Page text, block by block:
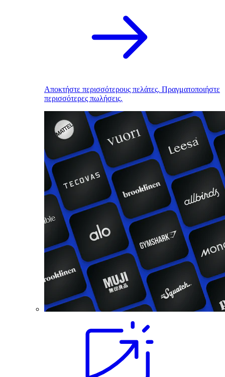
Αποκτήστε περισσότερους πελάτες. Πραγματοποιήστε
περισσότερες πωλήσεις.